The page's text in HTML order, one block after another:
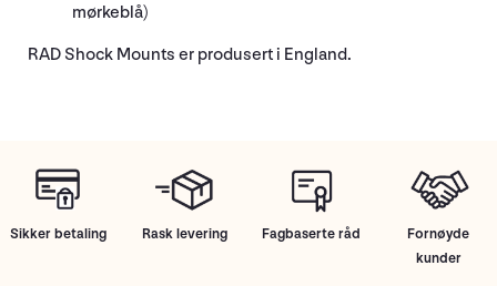
mørkeblå)
RAD Shock Mounts er produsert i England.
Sikker betaling Rask levering Fagbaserte råd
Fornøyde
kunder